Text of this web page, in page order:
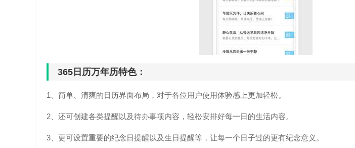
365日历万年历特色：
1、简单、清爽的日历界面布局，对于各位用户使用体验感上更加轻松。
2、还可创建各类提醒以及待办事项内容，轻松安排好每一日的生活内容。
3、更可设置重要的纪念日提醒以及生日提醒等，让每一个日子过的更有纪念意义。